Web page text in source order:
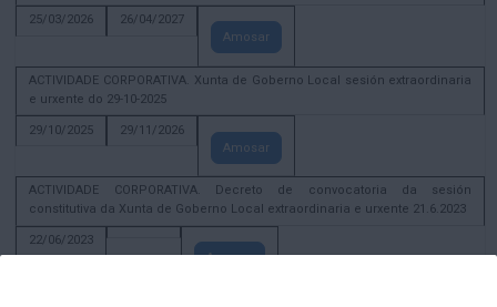
25/03/2026
26/04/2027
Amosar
ACTIVIDADE CORPORATIVA. Xunta de Goberno Local sesión extraordinaria
e urxente do 29-10-2025
29/10/2025
29/11/2026
Amosar
ACTIVIDADE CORPORATIVA. Decreto de convocatoria da sesión
constitutiva da Xunta de Goberno Local extraordinaria e urxente 21.6.2023
22/06/2023
Amosar